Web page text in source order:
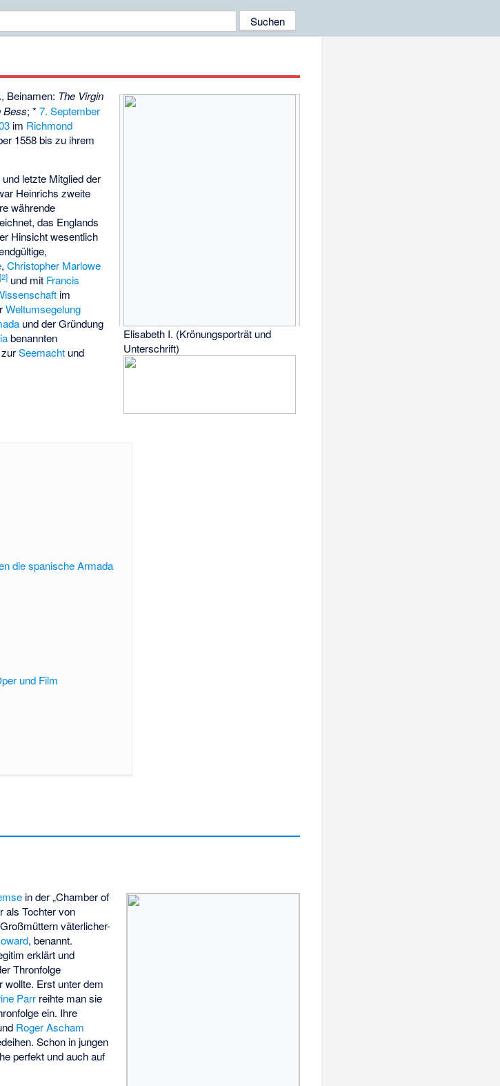
Elisabeth I. (Krönungsporträt und
Unterschrift)
, Beinamen: The Virgin
Bess; *7. September
im Richmond
1558 bis zu ihrem
letzte Mitglied der
Heinrichs zweite
währende
das Englands
Hinsicht wesentlich
,Christopher Marlowe
[2] und mit Francis
im
Weltumsegelung
und der Gründung
benannten
zurSeemacht und
die spanische Armada
und Film
in der „Chamber of
als Tochter von
väterlicher-
, benannt.
erklärt und
Thronfolge
wollte. Erst unter dem
Parr reihte man sie
ein. Ihre
Roger Ascham
Schon in jungen
perfekt und auch auf